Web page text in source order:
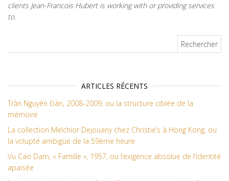
clients Jean-Francois Hubert is working with or providing services
to.
ARTICLES RÉCENTS
Trần Nguyên Đán, 2008-2009, ou la structure ciblée de la
mémoire
La collection Melchior Dejouany chez Christie’s à Hong Kong, ou
la volupté ambigüe de la 59ème heure
Vu Cao Dam, « Famille », 1957, ou l’exigence absolue de l’identité
apaisée